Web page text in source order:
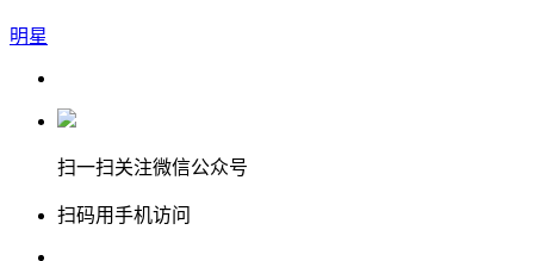
明星
扫一扫关注微信公众号
扫码用手机访问